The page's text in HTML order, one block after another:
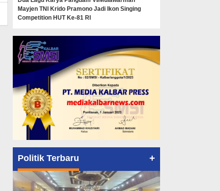
Mayjen TNI Krido Pramono Jadi Ikon Singing
Competition HUT Ke-81 RI
Politik Terbaru +